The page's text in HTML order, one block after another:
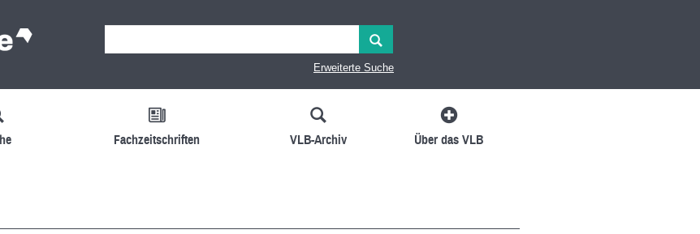
Erweiterte Suche
Fachzeitschriften VLB-Archiv Über das VLB